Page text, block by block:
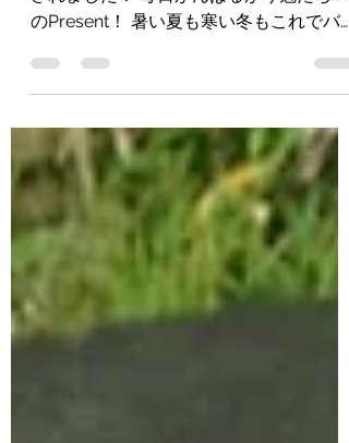
バー設置！
自習館に新たにドリンクサーバーが設置
されました！ 毎日がんばるがり勉たちへ
チリ！ 休憩するときは休憩して、メリハ
リつけて頑張りましょう！